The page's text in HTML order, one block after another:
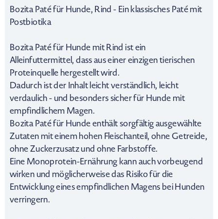
Bozita Paté für Hunde, Rind - Ein klassisches Paté mit
Postbiotika
Bozita Paté für Hunde mit Rind ist ein
Alleinfuttermittel, dass aus einer einzigen tierischen
Proteinquelle hergestellt wird.
Dadurch ist der Inhalt leicht verständlich, leicht
verdaulich - und besonders sicher für Hunde mit
empfindlichem Magen.
Bozita Paté für Hunde enthält sorgfältig ausgewählte
Zutaten mit einem hohen Fleischanteil, ohne Getreide,
ohne Zuckerzusatz und ohne Farbstoffe.
Eine Monoprotein-Ernährung kann auch vorbeugend
wirken und möglicherweise das Risiko für die
Entwicklung eines empfindlichen Magens bei Hunden
verringern.